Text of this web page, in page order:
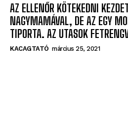
AZ ELLENŐR KÖTEKEDNI
NAGYMAMÁVAL, DE AZ EGY
TIPORTA. AZ UTASOK
KACAGTATÓ március 25, 2021